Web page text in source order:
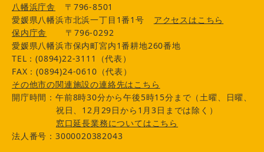
八幡浜庁舎
〒796-8501
愛媛県八幡浜市北浜一丁目1番1号
アクセスはこちら
保内庁舎
〒796-0292
愛媛県八幡浜市保内町宮内1番耕地260番地
TEL：(0894)22-3111（代表）
FAX：(0894)24-0610（代表）
その他市の関連施設の連絡先はこちら
開庁時間：午前8時30分から午後5時15分まで（土曜、日曜、
祝日、12月29日から1月3日までは除く）
窓口延長業務についてはこちら
法人番号：3000020382043